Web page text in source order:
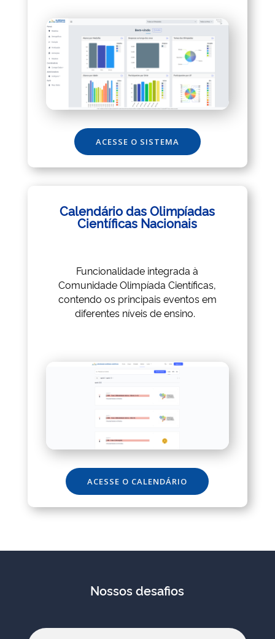
ACESSE O SISTEMA
Calendário das Olimpíadas
Científicas Nacionais
Funcionalidade integrada à
Comunidade Olimpíada Científicas,
contendo os principais eventos em
diferentes níveis de ensino.
ACESSE O CALENDÁRIO
Nossos desafios